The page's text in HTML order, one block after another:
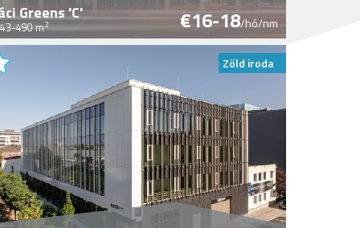
Greens 'C'
490 m2 €16-18/hó/nm
Zöld iroda